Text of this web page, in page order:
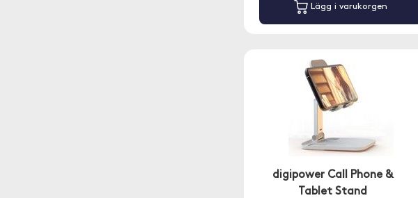
Lägg i varukorgen
digipower Call Phone &
Tablet Stand